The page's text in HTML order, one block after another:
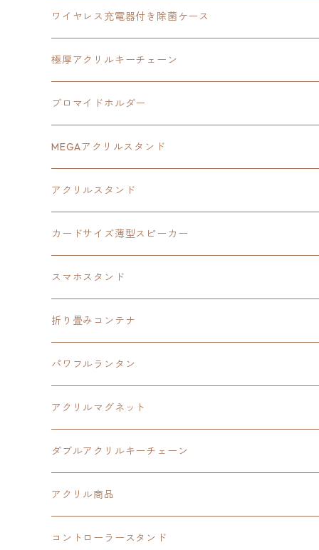
アクリルマグネット
ヘッドホンスタンド
空の軌跡1st
イース
亰都ザナドゥ
王冠クリップ
40周年記念
ワイヤレス充電器付き除菌ケース
創の軌跡
イース
極厚アクリルキーチェーン
日本ファルコム40周年記念イラスト
黎の軌跡
イースⅧ
創の軌跡
HOT-SHOT
イースⅨ
閃の軌跡Ⅳ
黎の軌跡Ⅱ
碧の軌跡：改
閃の軌跡Ⅲ
ブロマイドホルダー
40周年記念
黎の軌跡
黎の軌跡Ⅱ
イースⅧ
軌跡シリーズ20周年記念
MEGAアクリルスタンド
黎の軌跡
アクリルスタンド
オーロラ
カードサイズ薄型スピーカー
黎の軌跡
40周年記念
スマホスタンド
ワイヤレス充電スマホスタンド
黎の軌跡
折り畳みコンテナ
黎の軌跡Ⅱ
イースⅧ
イースⅩ
創の軌跡
パワフルランタン
創の軌跡
アクリルマグネット
創の軌跡
界の軌跡
ダブルアクリルキーチェーン
創の軌跡
アクリル商品
LEDアクリルカード
コントローラースタンド